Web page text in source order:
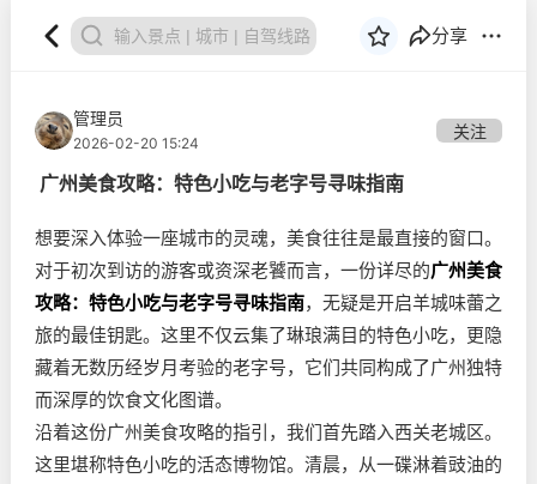
分享
管理员
2026-02-20 15:24
关注
广州美食攻略：特色小吃与老字号寻味指南
想要深入体验一座城市的灵魂，美食往往是最直接的窗口。
对于初次到访的游客或资深老饕而言，一份详尽的广州美食
攻略：特色小吃与老字号寻味指南，无疑是开启羊城味蕾之
旅的最佳钥匙。这里不仅云集了琳琅满目的特色小吃，更隐
藏着无数历经岁月考验的老字号，它们共同构成了广州独特
而深厚的饮食文化图谱。
沿着这份广州美食攻略的指引，我们首先踏入西关老城区。
这里堪称特色小吃的活态博物馆。清晨，从一碟淋着豉油的